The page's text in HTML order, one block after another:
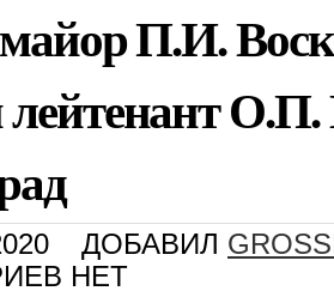
П.И.
О.П.
ДОБАВИЛ
НЕТ